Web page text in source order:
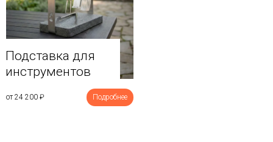
Подставка для
инструментов
от 24 200 ₽ Подробнее